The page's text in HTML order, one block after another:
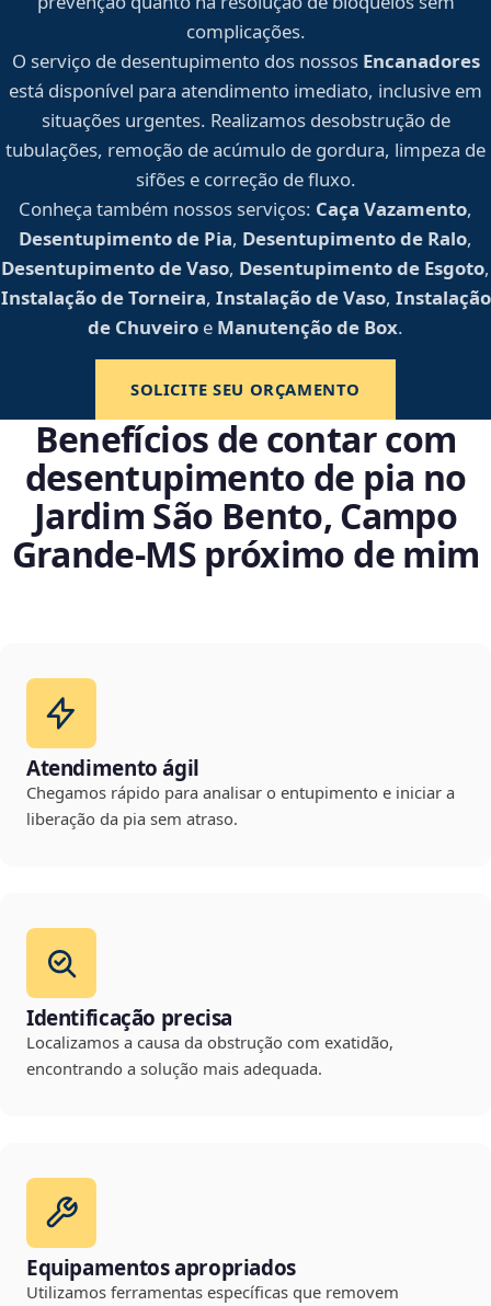
complicações.
O serviço de desentupimento dos nossos Encanadores
está disponível para atendimento imediato, inclusive em
situações urgentes. Realizamos desobstrução de
tubulações, remoção de acúmulo de gordura, limpeza de
sifões e correção de fluxo.
Conheça também nossos serviços: Caça Vazamento,
Desentupimento de Pia, Desentupimento de Ralo,
Desentupimento de Vaso, Desentupimento de Esgoto,
Instalação de Torneira, Instalação de Vaso, Instalação
de Chuveiro e Manutenção de Box.
SOLICITE SEU ORÇAMENTO
Benefícios de contar com
desentupimento de pia no
Jardim São Bento, Campo
Grande‑MS próximo de mim
Atendimento ágil
Chegamos rápido para analisar o entupimento e iniciar a
liberação da pia sem atraso.
Identificação precisa
Localizamos a causa da obstrução com exatidão,
encontrando a solução mais adequada.
Equipamentos apropriados
Utilizamos ferramentas específicas que removem